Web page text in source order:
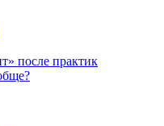
после практик